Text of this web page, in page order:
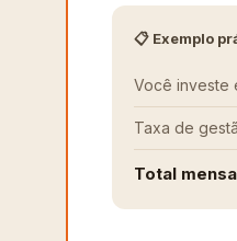
📋 Exemplo
Você investe
Taxa de
Total